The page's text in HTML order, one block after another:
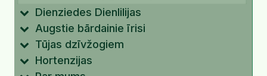
Dienziedes Dienlilijas
Augstie bārdainie īrisi
Tūjas dzīvžogiem
Hortenzijas